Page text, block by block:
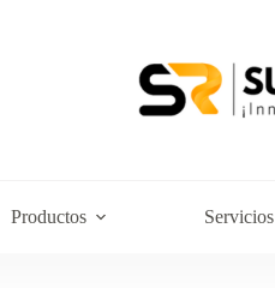
Productos Servicios